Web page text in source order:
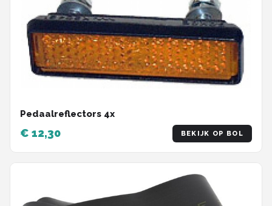
Pedaalreflectors 4x
€ 12,30 BEKIJK OP BOL